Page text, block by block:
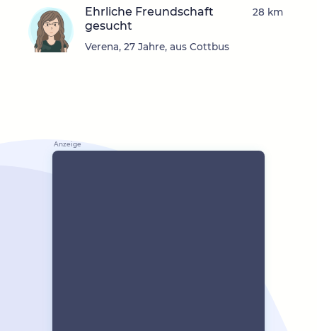
Ehrliche Freundschaft
gesucht
Verena, 27 Jahre, aus Cottbus
28 km